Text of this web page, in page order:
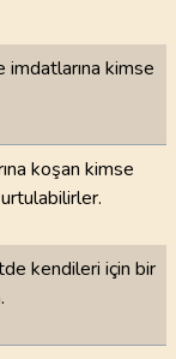
imdatlarına kimse
koşan kimse
kendileri için bir